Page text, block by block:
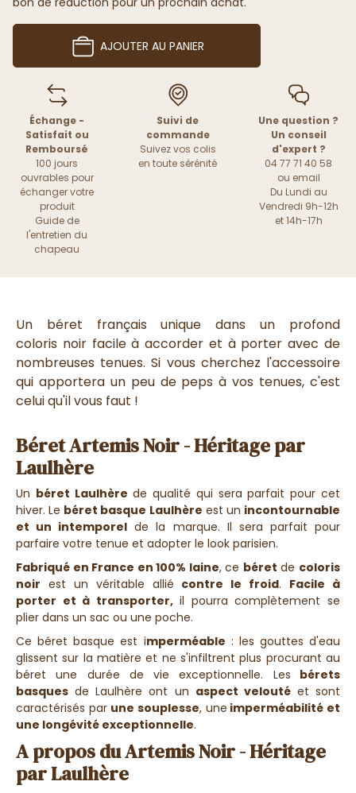
AJOUTER AU PANIER
Échange -
Satisfait ou
Remboursé
100 jours
ouvrables pour
échanger votre
produit
Guide de
l'entretien du
chapeau
Suivi de
commande
Suivez vos colis
en toute sérénité
Une question ?
Un conseil
d'expert ?
04 77 71 40 58
ou email
Du Lundi au
Vendredi 9h-12h
et 14h-17h
Un béret français unique dans un profond
coloris noir facile à accorder et à porter avec de
nombreuses tenues. Si vous cherchez l'accessoire
qui apportera un peu de peps à vos tenues, c'est
celui qu'il vous faut !
Béret Artemis Noir - Héritage par
Laulhère
Un béret Laulhère de qualité qui sera parfait pour cet
hiver. Le béret basque Laulhère est un incontournable
et un intemporel de la marque. Il sera parfait pour
parfaire votre tenue et adopter le look parisien.
Fabriqué en France en 100% laine, ce béret de coloris
noir est un véritable allié contre le froid. Facile à
porter et à transporter,il pourra complètement se
plier dans un sac ou une poche.
Ce béret basque est imperméable : les gouttes d'eau
glissent sur la matière et ne s'infiltrent plus procurant au
béret une durée de vie exceptionnelle. Les bérets
basques de Laulhère ont un aspect veloutéet sont
caractérisés par une souplesse, une imperméabilité et
une longévité exceptionnelle.
A propos du Artemis Noir - Héritage
par Laulhère